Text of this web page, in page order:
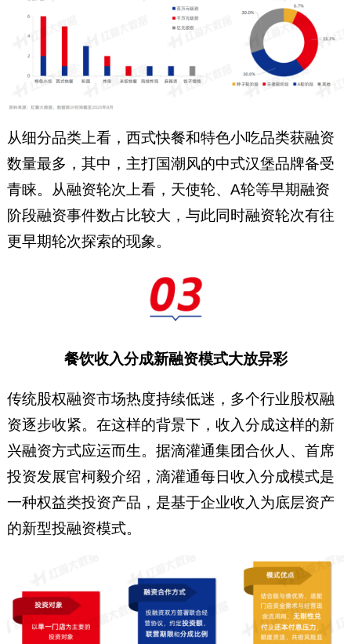
从细分品类上看，西式快餐和特色小吃品类获融资
数量最多，其中，主打国潮风的中式汉堡品牌备受
青睐。从融资轮次上看，天使轮、A轮等早期融资
阶段融资事件数占比较大，与此同时融资轮次有往
更早期轮次探索的现象。
餐饮收入分成新融资模式大放异彩
传统股权融资市场热度持续低迷，多个行业股权融
资逐步收紧。在这样的背景下，收入分成这样的新
兴融资方式应运而生。据滴灌通集团合伙人、首席
投资发展官柯毅介绍，滴灌通每日收入分成模式是
一种权益类投资产品，是基于企业收入为底层资产
的新型投融资模式。